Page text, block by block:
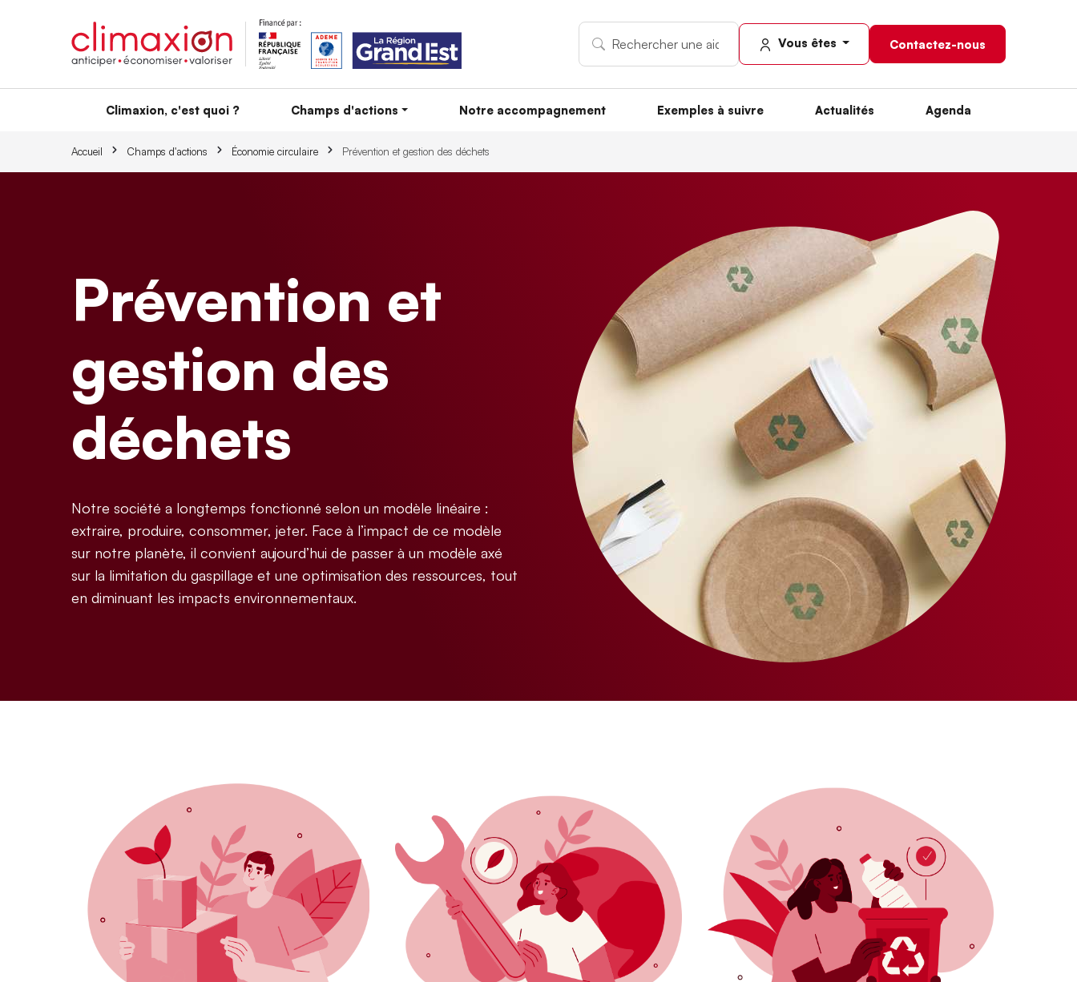
Vous êtes Contactez-nous
Climaxion, c'est quoi ? Champs d'actions Notre accompagnement Exemples à suivre Actualités Agenda
Accueil Champs d'actions Économie circulaire Prévention et gestion des déchets
Prévention et
gestion des
déchets
Notre société a longtemps fonctionné selon un modèle linéaire :
extraire, produire, consommer, jeter. Face à l’impact de ce modèle
sur notre planète, il convient aujourd’hui de passer à un modèle axé
sur la limitation du gaspillage et une optimisation des ressources, tout
en diminuant les impacts environnementaux.